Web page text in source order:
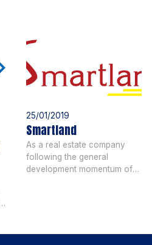
25/01/2019
Smartland
As a real estate company
following the general
development momentum of